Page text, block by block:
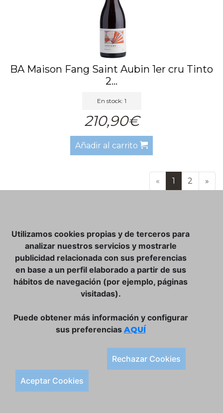
BA Maison Fang Saint Aubin 1er cru Tinto
2...
En stock: 1
210,90€
Añadir al carrito
« 1 2 »
CLUB VINATER
CONTACTO
TIENDA ONLINE:
Plaça de la Llibertat, 22, 07760 Ciutadella
Tlf. 971 93 78 75
Utilizamos cookies propias y de terceros para
analizar nuestros servicios y mostrarle
publicidad relacionada con sus preferencias
en base a un perfil elaborado a partir de sus
hábitos de navegación (por ejemplo, páginas
visitadas).
Puede obtener más información y configurar
sus preferencias AQUÍ
Rechazar Cookies
Aceptar Cookies